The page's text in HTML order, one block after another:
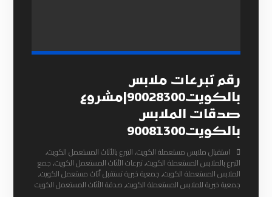
رقم تبرعات ملابس
بالكويت90028300|مشروع
صدقات الملابس
بالكويت90081300
استقبال ملابس مستعملة الكويت,التبرع بالأثاث المستعمل الكويت,
التبرع بالملابس المستعملة الكويت,تبرعات الأثاث المستعمل الكويت,جمع
الملابس المستعملة الكويت,جمعية خيرية تستقبل أثاث مستعمل الكويت,
جمعية خيرية للملابس المستعملة الكويت,صدقة الأثاث المستعمل الكويت